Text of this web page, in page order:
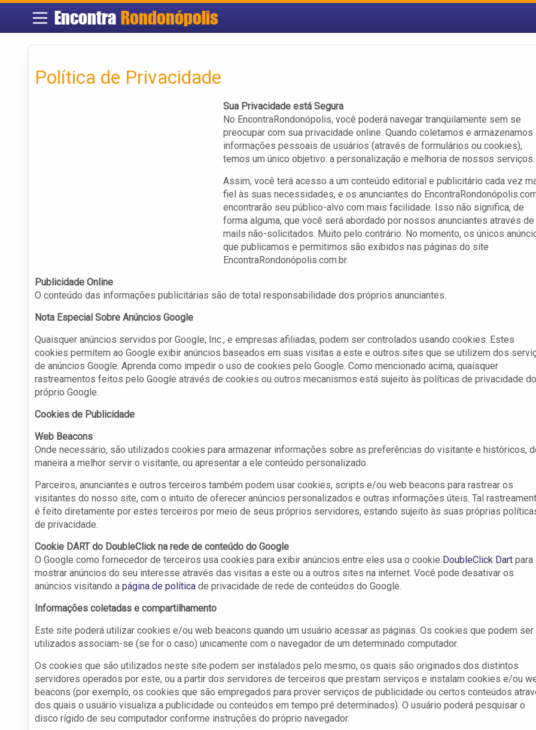
Encontra Rondonópolis
Política de Privacidade
Sua Privacidade está Segura
No EncontraRondonópolis, você poderá navegar tranqüilamente sem se
preocupar com sua privacidade online. Quando coletamos e armazenamos
informações pessoais de usuários (através de formulários ou cookies),
temos um único objetivo: a personalização e melhoria de nossos serviços.
Assim, você terá acesso a um conteúdo editorial e publicitário cada vez
fiel às suas necessidades, e os anunciantes do
encontrarão seu público-alvo com mais facilidade. Isso não significa, de
forma alguma, que você será abordado por nossos anunciantes através
mails não-solicitados. Muito pelo contrário. No momento, os únicos
que publicamos e permitimos são exibidos nas páginas do site
EncontraRondonópolis.com.br.
Publicidade Online
O conteúdo das informações publicitárias são de total responsabilidade dos próprios anunciantes.
Nota Especial Sobre Anúncios Google
Quaisquer anúncios servidos por Google, Inc., e empresas afiliadas, podem ser controlados usando cookies. Estes
cookies permitem ao Google exibir anúncios baseados em suas visitas a este e outros sites que se utilizem dos
de anúncios Google. Aprenda como impedir o uso de cookies pelo Google. Como mencionado acima, quaisquer
rastreamentos feitos pelo Google através de cookies ou outros mecanismos está sujeito às políticas de privacidade do
próprio Google.
Cookies de Publicidade
Web Beacons
Onde necessário, são utilizados cookies para armazenar informações sobre as preferências do visitante e históricos,
maneira a melhor servir o visitante, ou apresentar a ele conteúdo personalizado.
Parceiros, anunciantes e outros terceiros também podem usar cookies, scripts e/ou web beacons para rastrear os
visitantes do nosso site, com o intuito de oferecer anúncios personalizados e outras informações úteis. Tal
é feito diretamente por estes terceiros por meio de seus próprios servidores, estando sujeito às suas próprias
de privacidade.
Cookie DART do DoubleClick na rede de conteúdo do Google
O Google como fornecedor de terceiros usa cookies para exibir anúncios entre eles usa o cookie DoubleClick Dart para
mostrar anúncios do seu interesse através das visitas a este ou a outros sites na internet. Você pode desativar os
anúncios visitando a página de política de privacidade de rede de conteúdos do Google.
Informações coletadas e compartilhamento
Este site poderá utilizar cookies e/ou web beacons quando um usuário acessar as páginas. Os cookies que podem ser
utilizados associam-se (se for o caso) unicamente com o navegador de um determinado computador.
Os cookies que são utilizados neste site podem ser instalados pelo mesmo, os quais são originados dos distintos
servidores operados por este, ou a partir dos servidores de terceiros que prestam serviços e instalam cookies e/ou
beacons (por exemplo, os cookies que são empregados para prover serviços de publicidade ou certos conteúdos
dos quais o usuário visualiza a publicidade ou conteúdos em tempo pré determinados). O usuário poderá pesquisar o
disco rígido de seu computador conforme instruções do próprio navegador.